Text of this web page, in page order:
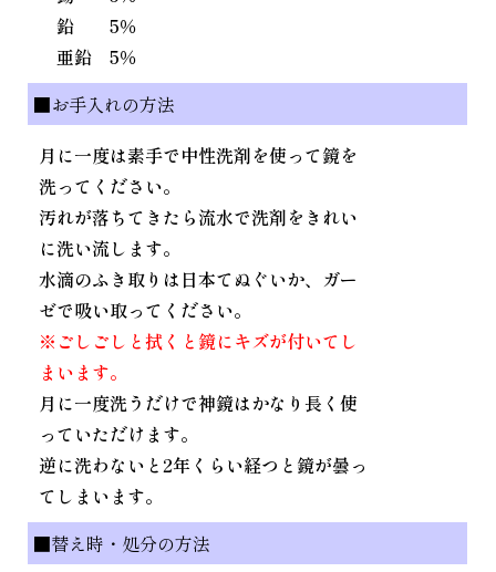
鉛 5％
亜鉛 5％
■お手入れの方法
月に一度は素手で中性洗剤を使って鏡を
洗ってください。
汚れが落ちてきたら流水で洗剤をきれい
に洗い流します。
水滴のふき取りは日本てぬぐいか、ガー
ゼで吸い取ってください。
※ごしごしと拭くと鏡にキズが付いてし
まいます。
月に一度洗うだけで神鏡はかなり長く使
っていただけます。
逆に洗わないと2年くらい経つと鏡が曇っ
てしまいます。
■替え時・処分の方法